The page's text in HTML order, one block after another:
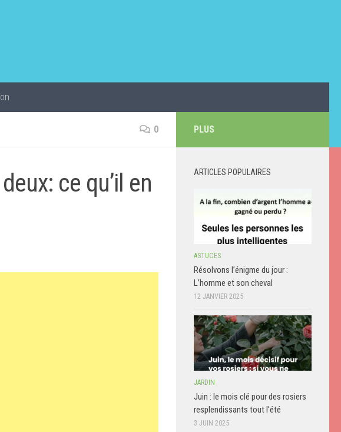
0
ce qu’il en
PLUS
ARTICLES POPULAIRES
ASTUCES
Résolvons l’énigme du jour :
L’homme et son cheval
12 JANVIER 2025
JARDIN
Juin : le mois clé pour des rosiers
resplendissants tout l’été
3 JUIN 2025